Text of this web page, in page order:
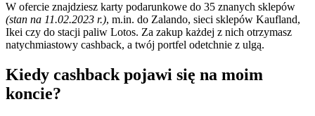
W ofercie znajdziesz karty podarunkowe do 35 znanych sklepów
(stan na 11.02.2023 r.), m.in. do Zalando, sieci sklepów Kaufland,
Ikei czy do stacji paliw Lotos. Za zakup każdej z nich otrzymasz
natychmiastowy cashback, a twój portfel odetchnie z ulgą.
Kiedy cashback pojawi się na moim
koncie?